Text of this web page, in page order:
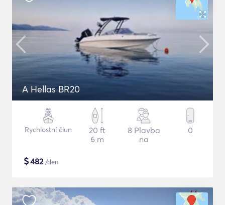
A Hellas BR20
Rychlostní člun
20 ft
6 m
8 Plavba
na
0
$482/den